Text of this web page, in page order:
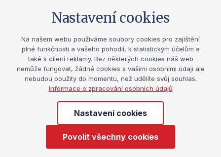
Registr poskytovatelů prevence
Více informací
Zajišťování kvality
Nastavení cookies
Na našem webu používáme soubory cookies pro zajištění
plné funkčnosti a vašeho pohodlí, k statistickým účelům a
také k cílení reklamy. Bez některých cookies náš web
nemůže fungovat, žádné cookies s vašimi osobními údaji ale
nebudou použity do momentu, než udělíte svůj souhlas.
Informace o zpracování osobních údajů
Nastavení cookies
Povolit všechny cookies